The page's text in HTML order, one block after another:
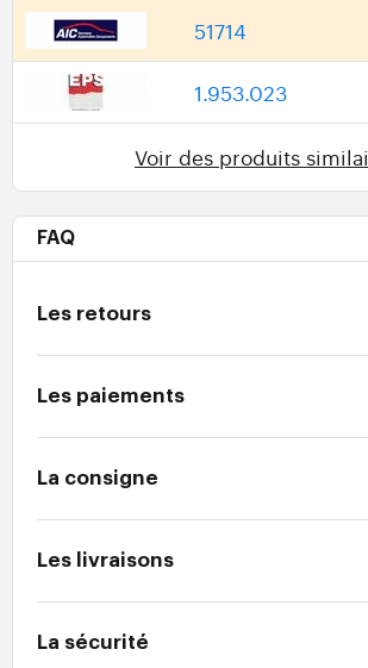
51714
1.953.023
Voir des produits
FAQ
Les retours
Les paiements
La consigne
Les livraisons
La sécurité